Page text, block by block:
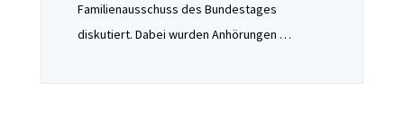
Familienausschuss des Bundestages
diskutiert. Dabei wurden Anhörungen …